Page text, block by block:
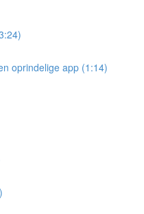
oprindelige app (1:14)